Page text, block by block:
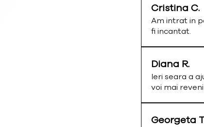
Cristina C.
Am intrat in
fi incantat.
Diana R.
Ieri seara a
voi mai
Georgeta